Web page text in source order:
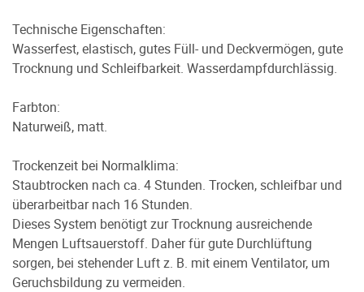
Technische Eigenschaften:
Wasserfest, elastisch, gutes Füll- und Deckvermögen, gute
Trocknung und Schleifbarkeit. Wasserdampfdurchlässig.
Farbton:
Naturweiß, matt.
Trockenzeit bei Normalklima:
Staubtrocken nach ca. 4 Stunden. Trocken, schleifbar und
überarbeitbar nach 16 Stunden.
Dieses System benötigt zur Trocknung ausreichende
Mengen Luftsauerstoff. Daher für gute Durchlüftung
sorgen, bei stehender Luft z. B. mit einem Ventilator, um
Geruchsbildung zu vermeiden.